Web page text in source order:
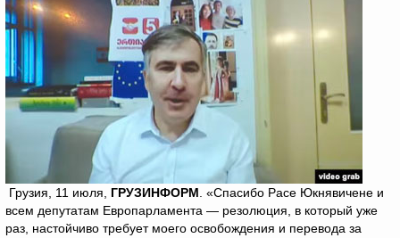
Грузия, 11 июля, ГРУЗИНФОРМ . «Спасибо Расе Юкнявичене и
всем депутатам Европарламента — резолюция, в который уже
раз, настойчиво требует моего освобождения и перевода за